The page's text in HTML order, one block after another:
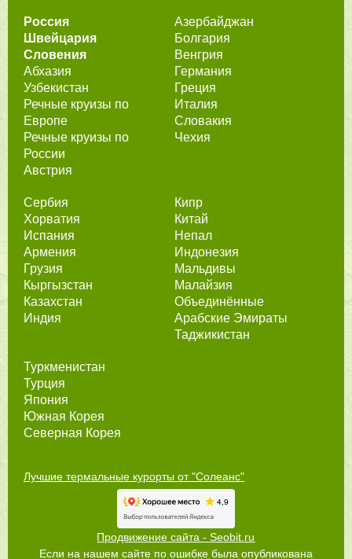
Россия
Швейцария
Словения
Абхазия
Узбекистан
Речные круизы по
Европе
Речные круизы по
России
Австрия
Азербайджан
Болгария
Венгрия
Германия
Греция
Италия
Словакия
Чехия
Сербия
Хорватия
Испания
Армения
Грузия
Кыргызстан
Казахстан
Индия
Кипр
Китай
Непал
Индонезия
Мальдивы
Малайзия
Объединённые
Арабские Эмираты
Таджикистан
Туркменистан
Турция
Япония
Южная Корея
Северная Корея
Лучшие термальные курорты от "Солеанс"
Продвижение сайта - Seobit.ru
Если на нашем сайте по ошибке была опубликована